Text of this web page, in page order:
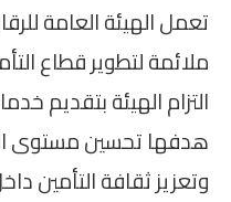
تعمل الهيئة العامة
ملائمة لتطوير قطاع
التزام الهيئة بتقديم
هدفها تحسين مستوى
وتعزيز ثقافة التأمين